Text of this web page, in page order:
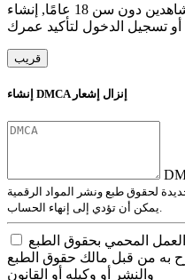
هذا المسار مقيد بحسب العمر للمشاهدين دون سن 18 عامًا, إنشاء
قريب
إنشاء DMCA إنزال إشعار
لحقوق طبع ونشر المواد الرقمية
يمكن أن تؤدي إلى إنهاء الحساب.
المحمي بحقوق الطبع
به من قبل مالك حقوق الطبع
والنشر أو وكيله أو القانون